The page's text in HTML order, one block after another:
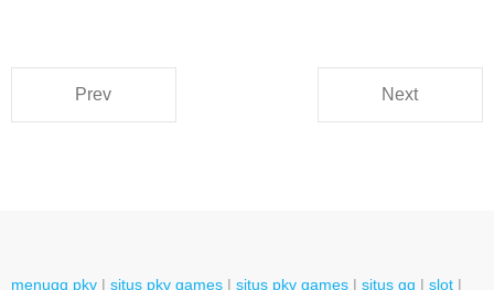
Prev Next
menuqq pkv | situs pkv games | situs pkv games | situs qq | slot |